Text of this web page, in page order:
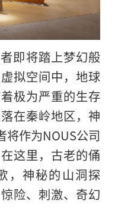
即将踏上梦幻般
拟空间中，地球
极为严重的生存
在秦岭地区，神
将作为NOUS公司
这里，古老的俑
，神秘的山洞探
险、刺激、奇幻